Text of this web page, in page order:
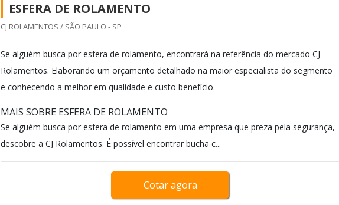
ESFERA DE ROLAMENTO
CJ ROLAMENTOS / SÃO PAULO - SP
Se alguém busca por esfera de rolamento, encontrará na referência do mercado CJ
Rolamentos. Elaborando um orçamento detalhado na maior especialista do segmento
e conhecendo a melhor em qualidade e custo benefício.
MAIS SOBRE ESFERA DE ROLAMENTO
Se alguém busca por esfera de rolamento em uma empresa que preza pela segurança,
descobre a CJ Rolamentos. É possível encontrar bucha c...
Cotar agora